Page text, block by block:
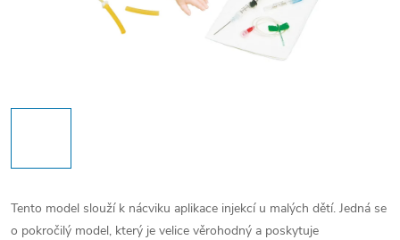
Tento model slouží k nácviku aplikace injekcí u malých dětí. Jedná se
o pokročilý model, který je velice věrohodný a poskytuje